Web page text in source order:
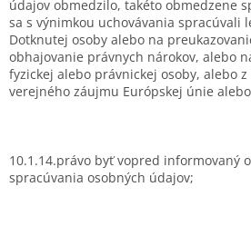
údajov obmedzilo, takéto obmedzene
sa s výnimkou uchovávania spracúvali
Dotknutej osoby alebo na
obhajovanie právnych nárokov, alebo
fyzickej alebo právnickej osoby, alebo
verejného záujmu Európskej únie
10.1.14.právo byť vopred informovaný
spracúvania osobných údajov;